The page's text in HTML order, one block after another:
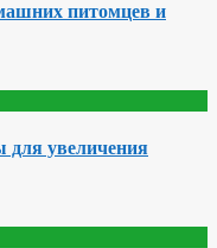
питомцев и
для увеличения